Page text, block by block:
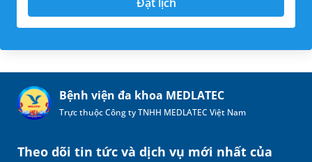
Bệnh viện đa khoa MEDLATEC
Trực thuộc Công ty TNHH MEDLATEC Việt Nam
Theo dõi tin tức và dịch vụ mới nhất của